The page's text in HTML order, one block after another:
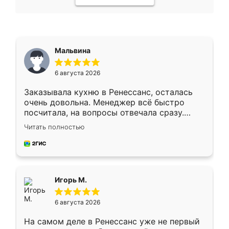
Мальвина
6 августа 2026
Заказывала кухню в Ренессанс, осталась
очень довольна. Менеджер всё быстро
посчитала, на вопросы отвечала сразу.
Замерщик приехал в субботу, подошёл к
делу со всей ответственностью. Собрали
за день, ребята работали аккуратно, даже
Читать полностью
Игорь М.
6 августа 2026
На самом деле в Ренессанс уже не первый